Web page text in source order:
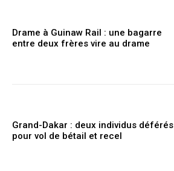
Drame à Guinaw Rail : une bagarre
entre deux frères vire au drame
Grand-Dakar : deux individus déférés
pour vol de bétail et recel